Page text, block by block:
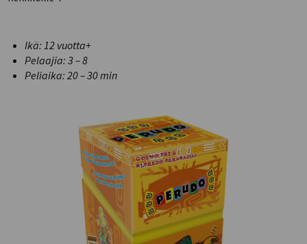
Ikä: 12 vuotta+
Pelaajia: 3 – 8
Peliaika: 20 – 30 min